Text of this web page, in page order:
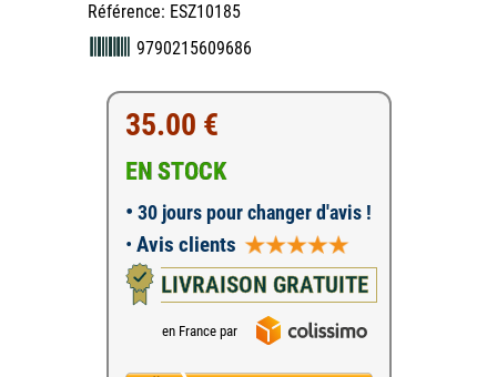
Référence: ESZ10185
9790215609686
35.00 €
EN STOCK
• 30 jours pour changer d'avis !
• Avis clients
LIVRAISON GRATUITE
en France par